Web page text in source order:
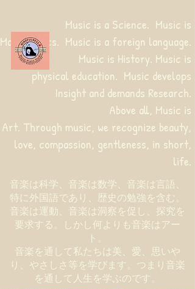
音楽は科学、音楽は数学、音楽は言語、
特に外国語であり、歴史の勉強を含む。
音楽は運動、音楽は洞察を促し、探究を
要求する。しかし何よりも音楽はアー
ト。
音楽を通して私たちは美、愛、思いや
り、やさしさ等を学びます。つまり音楽
を通して人生を学ぶのです。
Music is a Science. Music is
Mathematics. Music is a foreign language.
Music is History. Music is
physical education. Music develops
Insight and demands Research.
Above all, Music is
Art. Through music, we recognize beauty,
love, compassion, gentleness, in short,
life.